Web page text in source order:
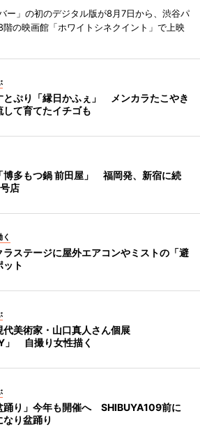
ー」の初のデジタル版が8月7日から、渋谷パ
の映画館「ホワイトシネクイント」で上映
とぷり「縁日かふぇ」 メンカラたこやき
して育てたイチゴも
博多もつ鍋 前田屋」 福岡発、新宿に続
店
ラステージに屋外エアコンやミストの「避
ット
代美術家・山口真人さん個展
」 自撮り女性描く
踊り」今年も開催へ SHIBUYA109前に
り盆踊り